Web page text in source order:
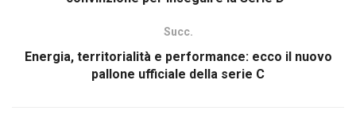
Succ.
Energia, territorialità e performance: ecco il nuovo
pallone ufficiale della serie C